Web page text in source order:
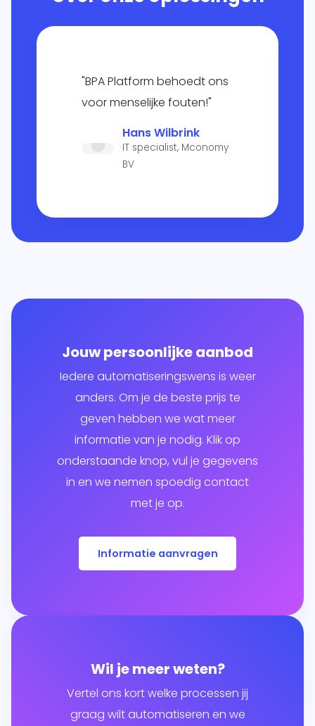
"BPA Platform behoedt ons
voor menselijke fouten!"
Hans Wilbrink
IT specialist, Mconomy
BV
Jouw persoonlijke aanbod
Iedere automatiseringswens is weer
anders. Om je de beste prijs te
geven hebben we wat meer
informatie van je nodig. Klik op
onderstaande knop, vul je gegevens
in en we nemen spoedig contact
met je op.
Informatie aanvragen
Wil je meer weten?
Vertel ons kort welke processen jij
graag wilt automatiseren en we